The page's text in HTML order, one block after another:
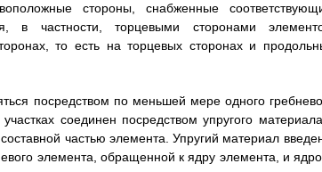
стороны, снабженные
в частности, торцевыми сторонами
то есть на торцевых сторонах и
посредством по меньшей мере одного
соединен посредством упругого
частью элемента. Упругий материал
элемента, обращенной к ядру элемента, и